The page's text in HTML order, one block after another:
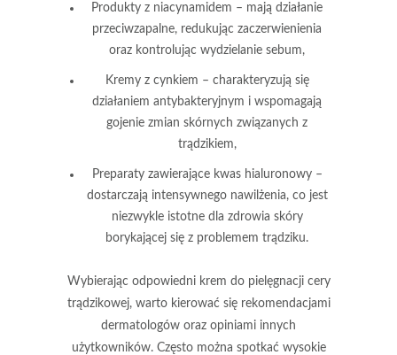
Produkty z niacynamidem – mają działanie
przeciwzapalne, redukując zaczerwienienia
oraz kontrolując wydzielanie sebum,
Kremy z cynkiem – charakteryzują się
działaniem antybakteryjnym i wspomagają
gojenie zmian skórnych związanych z
trądzikiem,
Preparaty zawierające kwas hialuronowy–
dostarczają intensywnego nawilżenia, co jest
niezwykle istotne dla zdrowia skóry
borykającej się z problemem trądziku.
Wybierając odpowiedni krem do pielęgnacji cery
trądzikowej, warto kierować się rekomendacjami
dermatologów oraz opiniami innych
użytkowników. Często można spotkać wysokie